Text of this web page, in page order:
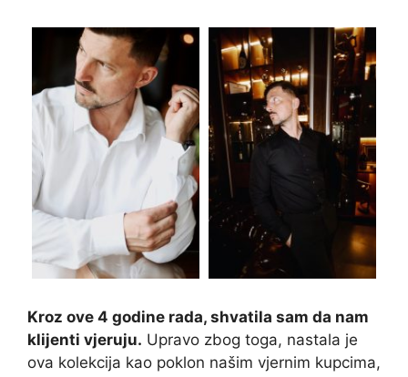
Kroz ove 4 godine rada, shvatila sam da nam
klijenti vjeruju. Upravo zbog toga, nastala je
ova kolekcija kao poklon našim vjernim kupcima,